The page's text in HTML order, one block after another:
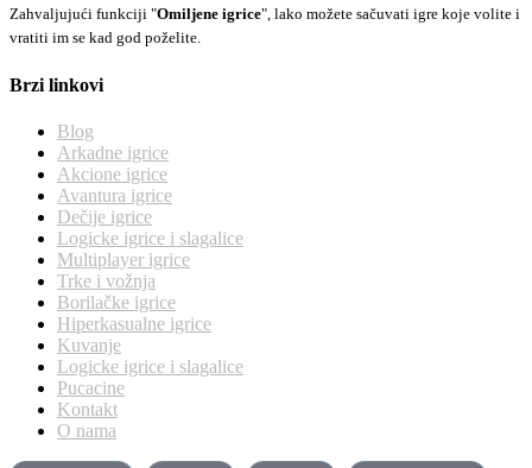
Zahvaljujući funkciji "Omiljene igrice", lako možete sačuvati igre koje volite i
vratiti im se kad god poželite.
Brzi linkovi
Blog
Arkadne igrice
Akcione igrice
Avantura igrice
Dečije igrice
Logicke igrice i slagalice
Multiplayer igrice
Trke i vožnja
Borilačke igrice
Hiperkasualne igrice
Kuvanje
Logicke igrice i slagalice
Pucacine
Kontakt
O nama